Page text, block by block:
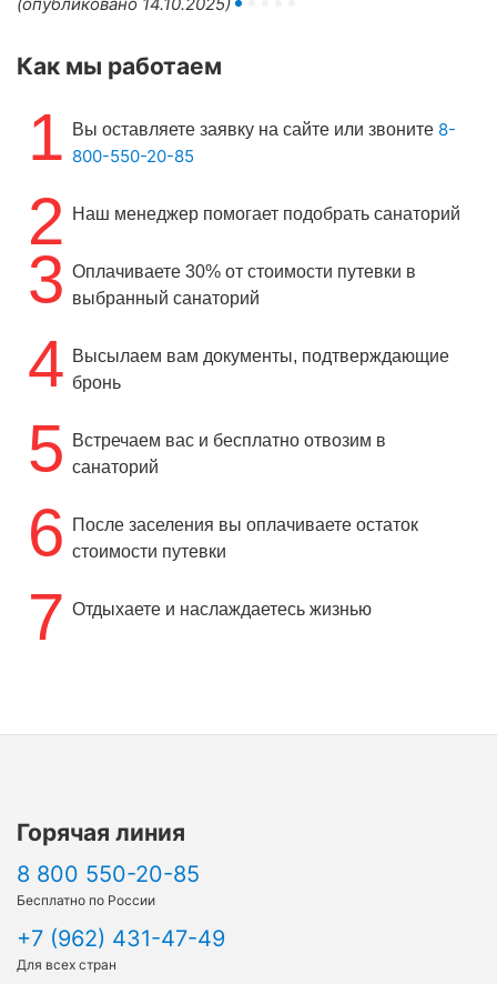
(опубликовано 14.10.2025)
Как мы работаем
1 Вы оставляете заявку на сайте или звоните 8-
800-550-20-85
2 Наш менеджер помогает подобрать санаторий
3 Оплачиваете 30% от стоимости путевки в
выбранный санаторий
4 Высылаем вам документы, подтверждающие
бронь
5
Встречаем вас и бесплатно отвозим в
санаторий
6
После заселения вы оплачиваете остаток
стоимости путевки
7 Отдыхаете и наслаждаетесь жизнью
Горячая линия
8 800 550-20-85
Бесплатно по России
+7 (962) 431-47-49
Для всех стран